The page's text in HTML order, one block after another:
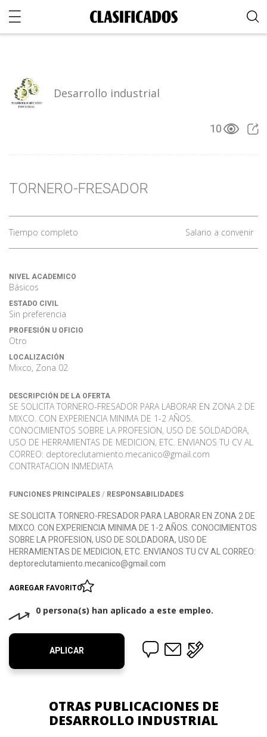
Desarrollo industrial
10
TORNERO-FRESADOR
Tiempo completo Salario a convenir
NIVEL ACADEMICO
Básicos
ESTADO CIVIL
Sin preferencia
PROFESIÓN U OFICIO
Otro
LOCALIZACIÓN
Mixco, Zona 02
DESCRIPCIÓN DE LA OFERTA
SE SOLICITA TORNERO-FRESADOR PARA LABORAR EN ZONA 2 DE
MIXCO. CON EXPERIENCIA MINIMA DE 1-2 AÑOS.
CONOCIMIENTOS SOBRE LA PROFESION, USO DE SOLDADORA,
USO DE HERRAMIENTAS DE MEDICION, ETC. ENVIANOS TU CV AL
CORREO: deptoreclutamiento.mecanico@gmail.com
CONTRATACION INMEDIATA
FUNCIONES PRINCIPALES / RESPONSABILIDADES
SE SOLICITA TORNERO-FRESADOR PARA LABORAR EN ZONA 2 DE
MIXCO. CON EXPERIENCIA MINIMA DE 1-2 AÑOS. CONOCIMIENTOS
SOBRE LA PROFESION, USO DE SOLDADORA, USO DE
HERRAMIENTAS DE MEDICION, ETC. ENVIANOS TU CV AL CORREO:
deptoreclutamiento.mecanico@gmail.com
AGREGAR FAVORITO
0 persona(s) han aplicado a este empleo.
APLICAR
OTRAS PUBLICACIONES DE
DESARROLLO INDUSTRIAL